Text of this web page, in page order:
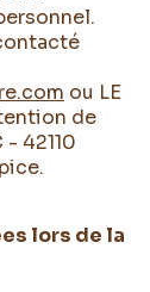
ou LE
de
- 42110
lors de la